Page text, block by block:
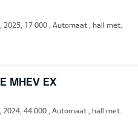
2025, 17 000 , Automaat , hall met.
MHEV EX
2024, 44 000 , Automaat , hall met.